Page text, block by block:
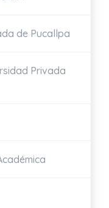
de Pucallpa
Privada